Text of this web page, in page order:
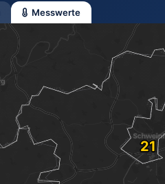
Messwerte